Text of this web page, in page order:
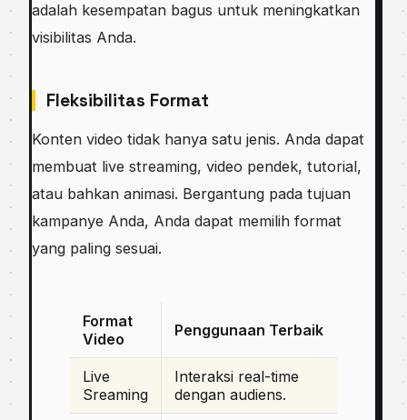
adalah kesempatan bagus untuk meningkatkan
visibilitas Anda.
Fleksibilitas Format
Konten video tidak hanya satu jenis. Anda dapat
membuat live streaming, video pendek, tutorial,
atau bahkan animasi. Bergantung pada tujuan
kampanye Anda, Anda dapat memilih format
yang paling sesuai.
Format
Video
Penggunaan Terbaik
Live
Sreaming
Interaksi real-time
dengan audiens.